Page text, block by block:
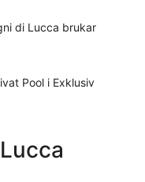
di Lucca brukar
Pool i Exklusiv